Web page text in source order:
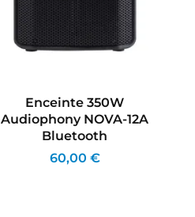
Enceinte 350W
Audiophony NOVA-12A
Bluetooth
60,00 €